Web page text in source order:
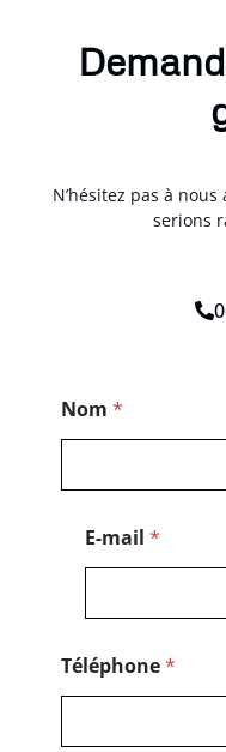
N’hésitez pas à
serions
Nom *
E-mail *
Téléphone*